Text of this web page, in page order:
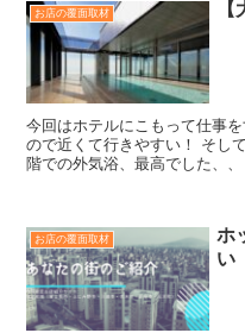
お店の覆面取材
今回はホテルにこもって仕事
ので近くて行きやすい！ そし
階での外気浴、最高でした、、
お店の覆面取材
ホ
い